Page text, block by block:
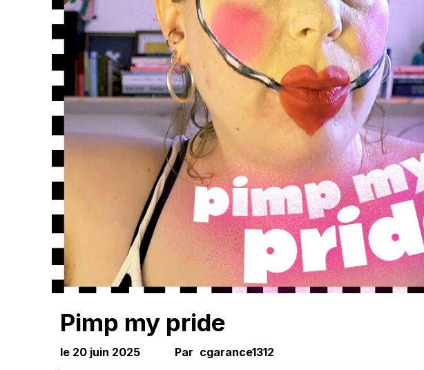
Pimp my pride
le 20 juin 2025 Par cgarance1312